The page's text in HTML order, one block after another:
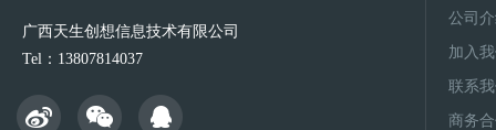
广西天生创想信息技术有限公司
Tel：13807814037
公司
加入
联系
商务